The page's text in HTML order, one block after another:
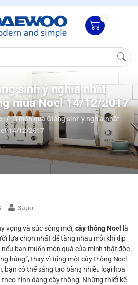
sinh ý nghĩa nhất
mùa Noel 14/12/2017
/ 3 món quà Giáng sinh ý nghĩa nhất
14/12/2017
Sapo
vọng và sức sống mới, cây thông Noel
là
lựa chọn nhất để tặng nhau mỗi khi dịp
nếu bạn muốn món quà của mình thật độc
hàng”, thay vì tặng một cây thông Noel
bạn có thể sáng tạo bằng nhiều loại hoa
hình dáng cây thông. Những thiết kế